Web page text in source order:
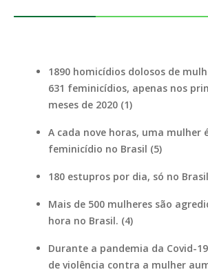
1890 homicídios dolosos de
631 feminicídios, apenas nos
meses de 2020 (1)
A cada nove horas, uma mulher
feminicídio no Brasil (5)
180 estupros por dia, só no
Mais de 500 mulheres são
hora no Brasil. (4)
Durante a pandemia da Covid-
de violência contra a mulher